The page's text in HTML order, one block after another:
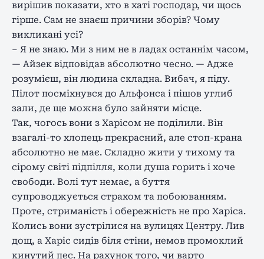
вирішив показати, хто в хаті господар, чи щось
гірше. Сам не знаєш причини зборів? Чому
викликані усі?
– Я не знаю. Ми з ним не в ладах останнім часом,
— Айзек відповідав абсолютно чесно. — Адже
розумієш, він людина складна. Вибач, я піду.
Пілот посміхнувся до Альфонса і пішов углиб
зали, де ще можна було зайняти місце.
Так, чогось вони з Харісом не поділили. Він
взагалі-то хлопець прекрасний, але стоп-крана
абсолютно не має. Складно жити у тихому та
сірому світі підпілля, коли душа горить і хоче
свободи. Волі тут немає, а буття
супроводжується страхом та побоюванням.
Проте, стриманість і обережність не про Харіса.
Колись вони зустрілися на вулицях Центру. Лив
дощ, а Харіс сидів біля стіни, немов промоклий
кинутий пес. На рахунок того, чи варто